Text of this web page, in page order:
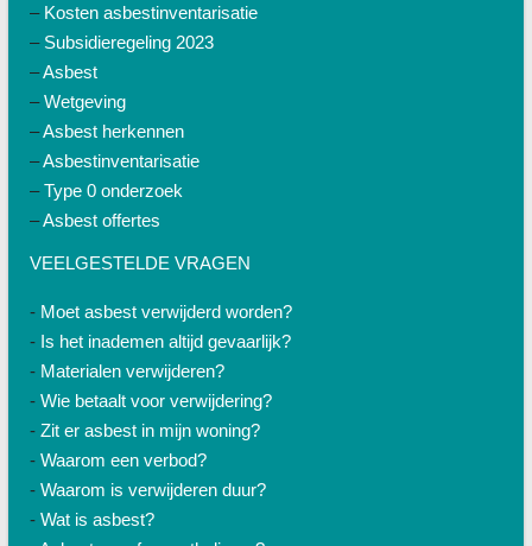
– Kosten asbestinventarisatie
– Subsidieregeling 2023
–Asbest
–Wetgeving
–Asbest herkennen
–Asbestinventarisatie
–Type 0 onderzoek
–Asbest offertes
VEELGESTELDE VRAGEN
- Moet asbest verwijderd worden?
- Is het inademen altijd gevaarlijk?
- Materialen verwijderen?
- Wie betaalt voor verwijdering?
- Zit er asbest in mijn woning?
- Waarom een verbod?
- Waarom is verwijderen duur?
- Wat is asbest?